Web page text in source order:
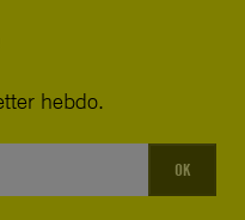
hebdo.
OK